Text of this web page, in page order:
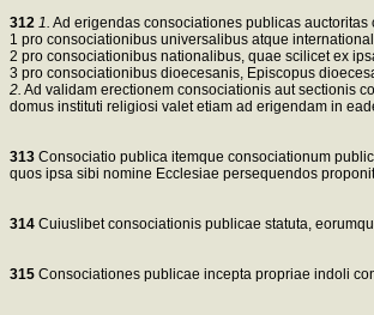
312 1. Ad erigendas consociationes publicas auctoritas
1 pro consociationibus universalibus atque
2 pro consociationibus nationalibus, quae scilicet ex
3 pro consociationibus dioecesanis, Episcopus
2. Ad validam erectionem consociationis aut sectionis
domus instituti religiosi valet etiam ad erigendam in
313 Consociatio publica itemque consociationum
quos ipsa sibi nomine Ecclesiae persequendos
314 Cuiuslibet consociationis publicae statuta,
315 Consociationes publicae incepta propriae indoli